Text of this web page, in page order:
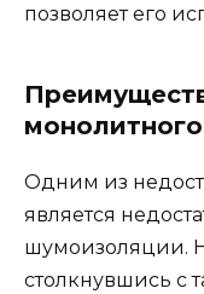
позволяет его
Одним из
является
шумоизоляции.
столкнувшись с